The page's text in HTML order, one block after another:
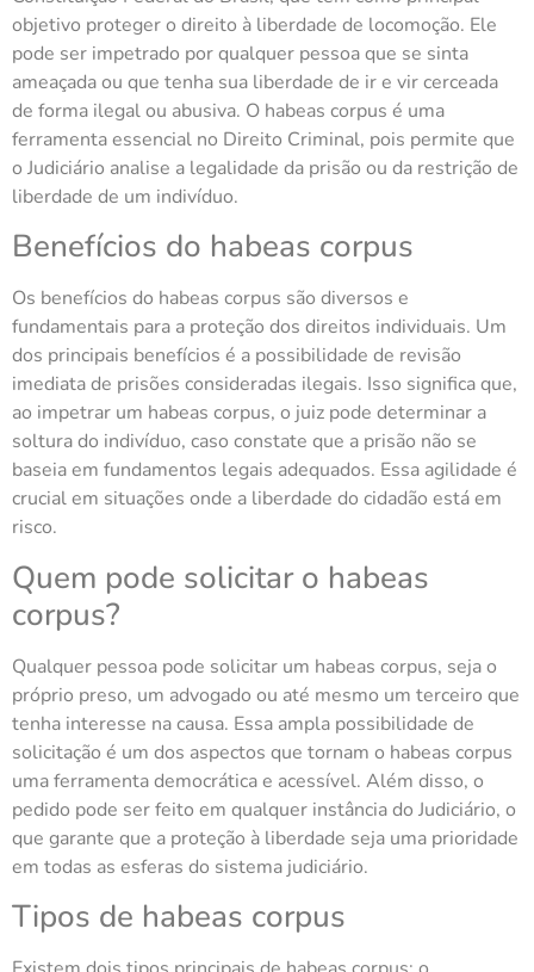
objetivo proteger o direito à liberdade de locomoção. Ele
pode ser impetrado por qualquer pessoa que se sinta
ameaçada ou que tenha sua liberdade de ir e vir cerceada
de forma ilegal ou abusiva. O habeas corpus é uma
ferramenta essencial no Direito Criminal, pois permite que
o Judiciário analise a legalidade da prisão ou da restrição de
liberdade de um indivíduo.
Benefícios do habeas corpus
Os benefícios do habeas corpus são diversos e
fundamentais para a proteção dos direitos individuais. Um
dos principais benefícios é a possibilidade de revisão
imediata de prisões consideradas ilegais. Isso significa que,
ao impetrar um habeas corpus, o juiz pode determinar a
soltura do indivíduo, caso constate que a prisão não se
baseia em fundamentos legais adequados. Essa agilidade é
crucial em situações onde a liberdade do cidadão está em
risco.
Quem pode solicitar o habeas
corpus?
Qualquer pessoa pode solicitar um habeas corpus, seja o
próprio preso, um advogado ou até mesmo um terceiro que
tenha interesse na causa. Essa ampla possibilidade de
solicitação é um dos aspectos que tornam o habeas corpus
uma ferramenta democrática e acessível. Além disso, o
pedido pode ser feito em qualquer instância do Judiciário, o
que garante que a proteção à liberdade seja uma prioridade
em todas as esferas do sistema judiciário.
Tipos de habeas corpus